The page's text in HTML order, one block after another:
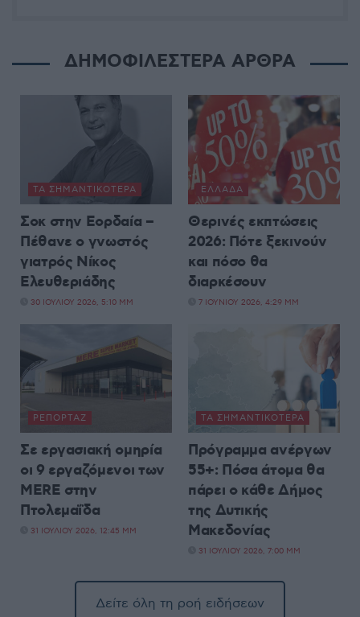
ΔΗΜΟΦΙΛΕΣΤΕΡΑ ΑΡΘΡΑ
ΤΑ ΣΗΜΑΝΤΙΚΟΤΕΡΑ
Σοκ στην Εορδαία –
Πέθανε o γνωστός
γιατρός Νίκος
Ελευθεριάδης
30 ΙΟΥΛΊΟΥ 2026, 5:10 ΜΜ
ΕΛΛΆΔΑ
Θερινές εκπτώσεις
2026: Πότε ξεκινούν
και πόσο θα
διαρκέσουν
7 ΙΟΥΝΊΟΥ 2026, 4:29 ΜΜ
ΡΕΠΟΡΤΆΖ
Σε εργασιακή ομηρία
οι 9 εργαζόμενοι των
MERE στην
Πτολεμαΐδα
31 ΙΟΥΛΊΟΥ 2026, 12:45 ΜΜ
ΤΑ ΣΗΜΑΝΤΙΚΟΤΕΡΑ
Πρόγραμμα ανέργων
55+: Πόσα άτομα θα
πάρει ο κάθε Δήμος
της Δυτικής
Μακεδονίας
31 ΙΟΥΛΊΟΥ 2026, 7:00 ΜΜ
Δείτε όλη τη ροή ειδήσεων